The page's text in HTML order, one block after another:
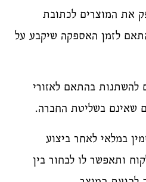
את המוצרים לכתובת
לזמן האספקה שיקבע על
להשתנות בהתאם לאזורי
שאינם בשליטת החברה.
במלאי לאחר ביצוע
ותאפשר לו לבחור בין